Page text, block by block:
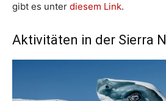
gibt es unter diesem Link.
Aktivitäten in der Sierra